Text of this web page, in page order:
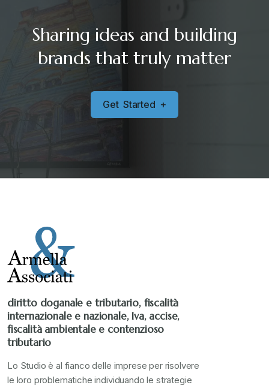
Sharing ideas and building
brands that truly matter
Get Started +
diritto doganale e tributario, fiscalità
internazionale e nazionale, Iva, accise,
fiscalità ambientale e contenzioso
tributario
Lo Studio è al fianco delle imprese per risolvere
le loro problematiche individuando le strategie